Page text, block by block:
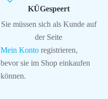
KÜGespeert
Sie müssen sich als Kunde auf
der Seite
Mein Konto registrieren,
bevor sie im Shop einkaufen
können.